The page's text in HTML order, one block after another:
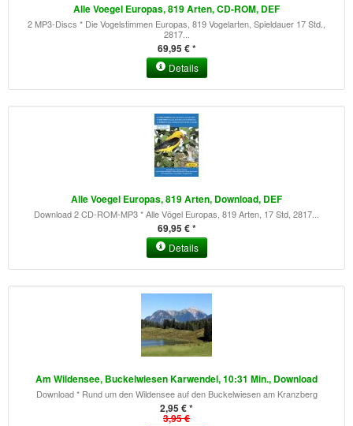
Alle Voegel Europas, 819 Arten, CD-ROM, DEF
2 MP3-Discs * Die Vogelstimmen Europas, 819 Vogelarten, Spieldauer 17 Std.,
2817...
69,95 € *
Details
Alle Voegel Europas, 819 Arten, Download, DEF
Download 2 CD-ROM-MP3 * Alle Vögel Europas, 819 Arten, 17 Std, 2817...
69,95 € *
Details
Am Wildensee, Buckelwiesen Karwendel, 10:31 Min., Download
Download * Rund um den Wildensee auf den Buckelwiesen am Kranzberg
2,95 € *
3,95 €